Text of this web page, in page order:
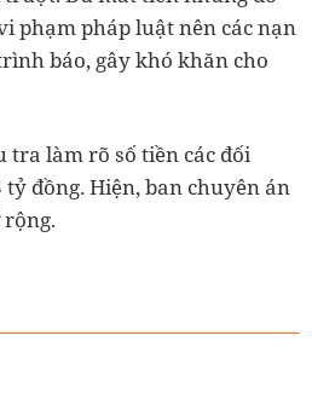
phạm pháp luật nên các nạn
báo, gây khó khăn cho
tra làm rõ số tiền các đối
đồng. Hiện, ban chuyên án